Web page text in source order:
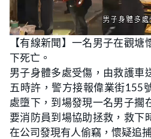
U
n
m
o
a
d
:
1
0
0
.
0
%
【有線新聞】一名男子在觀
下死亡。
男子身體多處受傷，由救護車
五時許，警方接報偉業街155
處墮下，到場發現一名男子擱
要消防員到場協助拯救，救下
在公司發現有人偷竊，懷疑追